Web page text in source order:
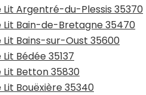
Argentré-du-Plessis 35370
Bain-de-Bretagne 35470
Bains-sur-Oust 35600
Bédée 35137
Betton 35830
Bouëxière 35340